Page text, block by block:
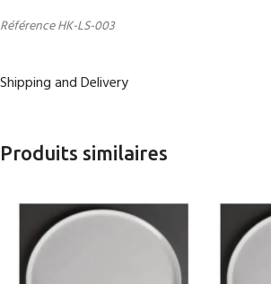
Référence HK-LS-003
Shipping and Delivery
Produits similaires